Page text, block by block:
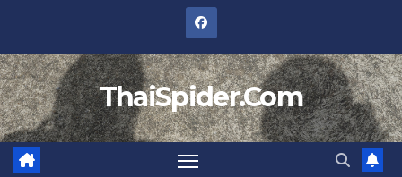
content
ThaiSpider.Com